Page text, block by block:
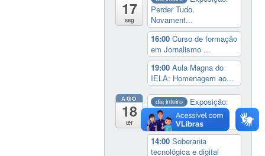
17
seg
Perder Tudo.
Novament...
16:00Curso de formação
em Jornalismo ...
19:00Aula Magna do
IELA: Homenagem ao...
AGO
18
ter
dia inteiro
Exposição:
Perder Tudo.
Novament...
14:00Soberania
tecnológica e digital